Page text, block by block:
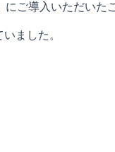
ご導入いただいた
ました。